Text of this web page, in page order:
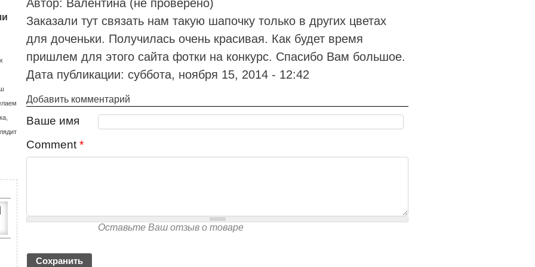
Джинсовые штаны
Спортивные штаны
Юбки
Кроссовки-мыльницы
Шлепки-мыльницы
Мыльницы-босоножки
Автор: Валентина (не проверено)
Заказали тут связать нам такую шапочку только в других цветах
для доченьки. Получилась очень красивая. Как будет время
пришлем для этого сайта фотки на конкурс. Спасибо Вам большое.
Дата публикации: суббота, ноября 15, 2014 - 12:42
Добавить комментарий
Ваше имя
Comment *
Оставьте Ваш отзыв о товаре